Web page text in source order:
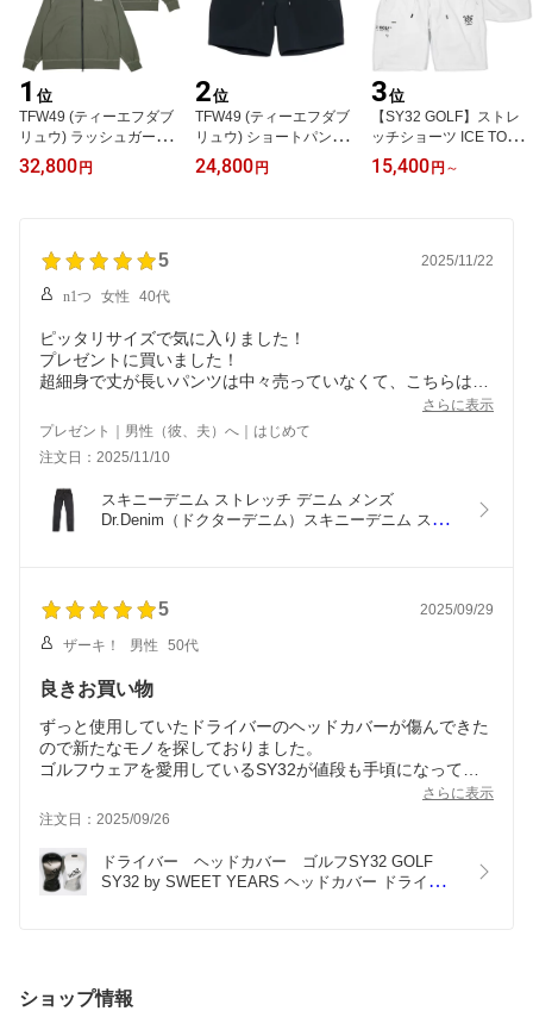
1 位
TFW49 (ティーエフダブ
リュウ) ラッシュガード
RASH GUARD FULL ZIP
80526
32,800 円
2位
TFW49 (ティーエフダブ
リュウ) ショートパンツ
COMBINATION SHORTS
メンズ 80526
24,800 円
3位
【SY32 GOLF】ストレ
ッチショーツ ICE TOUC
H CARGO SHORTS 80
526
15,400 円 ～
5 2025/11/22
n1つ 女性 40代
ピッタリサイズで気に入りました！
プレゼントに買いました！
超細身で丈が長いパンツは中々売っていなくて、こちらはピ
自分のではないのでサイズが不安でしたが丁度良くて大満足
発送も迅速にして頂けて感謝しています！
ありがとうございました！
さらに表示
プレゼント｜男性（彼、夫）へ｜はじめて
注文日：2025/11/10
スキニーデニム ストレッチ デニム メンズ
Dr.Denim（ドクターデニム）スキニーデニム スト
5 2025/09/29
ザーキ！ 男性 50代
良きお買い物
ずっと使用していたドライバーのヘッドカバーが傷んできた
ので新たなモノを探しておりました。
ゴルフウェアを愛用しているSY32が値段も手頃になってい
発注し24h以内の最速で手元に届いたのには驚きました。
タリかつ黒と光沢のあるグレーのツートンがすっかり気に入
りました。
さらに表示
注文日：2025/09/26
ドライバー　ヘッドカバー　ゴルフSY32 GOLF
SY32 by SWEET YEARS ヘッドカバー ドライバー
ショップ情報